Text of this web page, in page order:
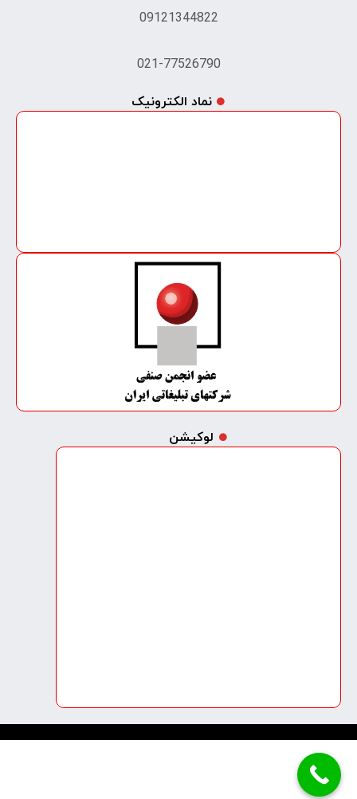
09121344822
021-77526790
نماد الکترونیک
لوکیشن